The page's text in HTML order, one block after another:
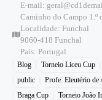
E-mail:
Caminho do Campo 1.º
Localidade: Funchal
9060-418 Funchal
País: Portugal
Blog Torneio Liceu Cup
public
Profe. Eleutério de
Braga Cup
Torneio João